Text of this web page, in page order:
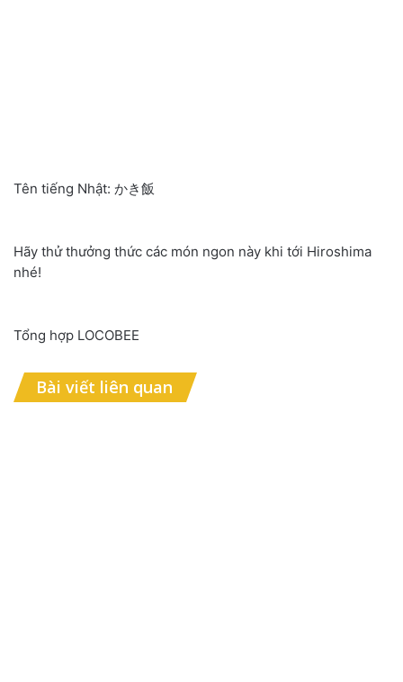
Tên tiếng Nhật: かき飯
Hãy thử thưởng thức các món ngon này khi tới Hiroshima
nhé!
Tổng hợp LOCOBEE
Bài viết liên quan